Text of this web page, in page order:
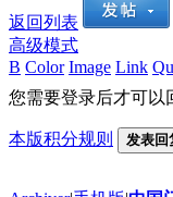
返回列表
高级模式
B Color Image Link
您需要登录后才可以
本版积分规则 发表回